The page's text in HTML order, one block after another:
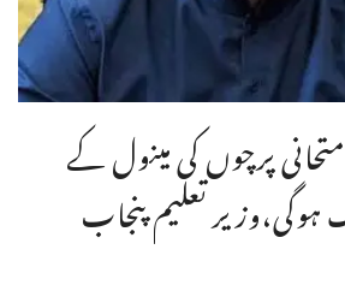
پرچوں کی مینول کے
تعلیم پنجاب